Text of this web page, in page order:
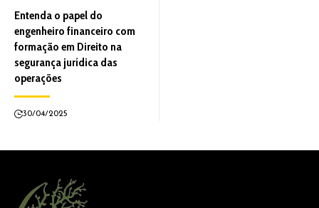
Entenda o papel do
engenheiro financeiro com
formação em Direito na
segurança jurídica das
operações
30/04/2025